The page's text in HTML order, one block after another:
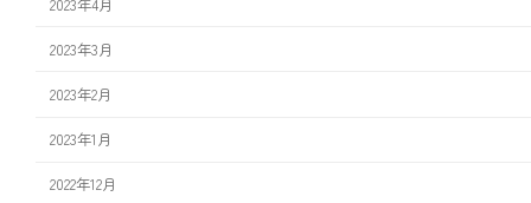
2023年4月
2023年3月
2023年2月
2023年1月
2022年12月